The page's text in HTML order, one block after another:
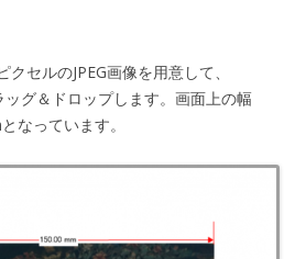
セルのJPEG画像を用意して、
グ＆ドロップします。画面上の幅
なっています。